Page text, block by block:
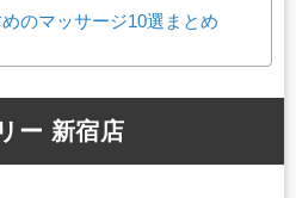
のマッサージ10選まとめ
ー 新宿店